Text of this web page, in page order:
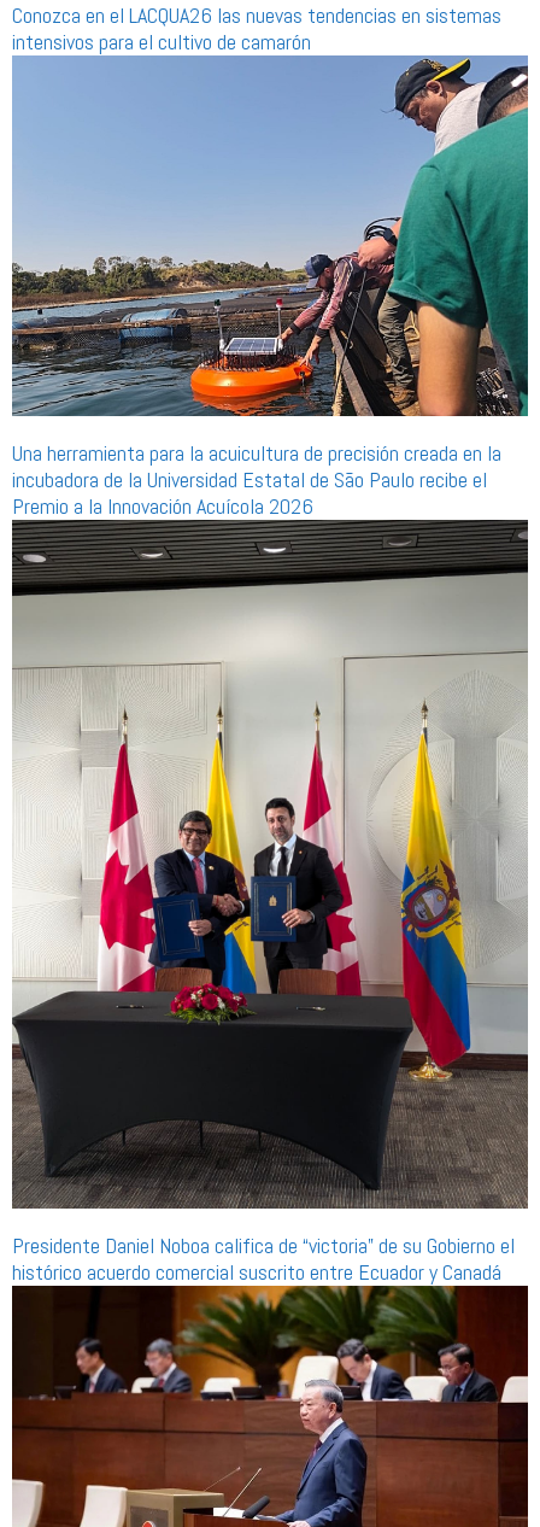
Conozca en el LACQUA26 las nuevas tendencias en sistemas
intensivos para el cultivo de camarón
Una herramienta para la acuicultura de precisión creada en la
incubadora de la Universidad Estatal de São Paulo recibe el
Premio a la Innovación Acuícola 2026
Presidente Daniel Noboa califica de “victoria” de su Gobierno el
histórico acuerdo comercial suscrito entre Ecuador y Canadá